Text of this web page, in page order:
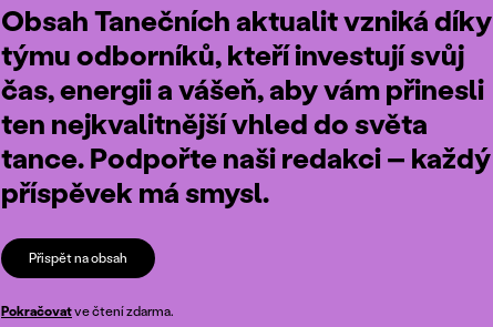
Obsah Tanečních aktualit vzniká díky
týmu odborníků, kteří investují svůj
čas, energii a vášeň, aby vám přinesli
ten nejkvalitnější vhled do světa
tance. Podpořte naši redakci – každý
příspěvek má smysl.
Přispět na obsah
Pokračovatve čtení zdarma.